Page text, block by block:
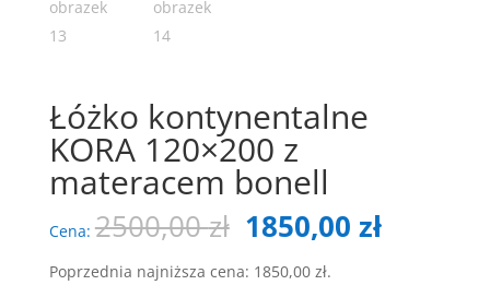
Łóżko kontynentalne
KORA 120×200 z
materacem bonell
Cena: 2500,00zł Pierwotna
cena
wynosiła:
1850,00 zł
Poprzednia najniższa cena: 1850,00 zł.